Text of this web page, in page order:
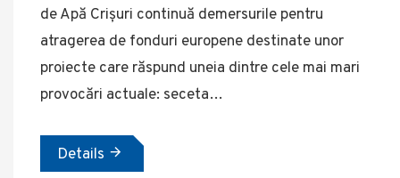
de Apă Crișuri continuă demersurile pentru
atragerea de fonduri europene destinate unor
proiecte care răspund uneia dintre cele mai mari
provocări actuale: seceta…
Details